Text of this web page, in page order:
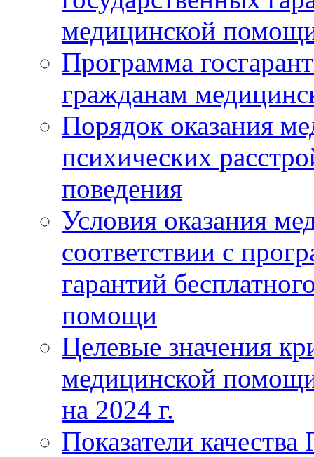
медицинской
Программа
гражданам
Порядок оказания
психических
поведения
Условия оказания
соответствии с
гарантий
помощи
Целевые значения
медицинской
на 2024 г.
Показатели